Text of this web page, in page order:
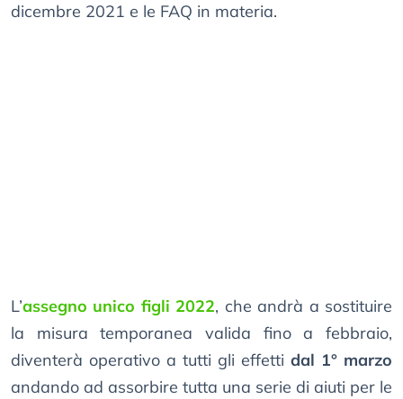
dicembre 2021 e le FAQ in materia.
L’assegno unico figli 2022, che andrà a sostituire
la misura temporanea valida fino a febbraio,
diventerà operativo a tutti gli effetti dal 1° marzo
andando ad assorbire tutta una serie di aiuti per le